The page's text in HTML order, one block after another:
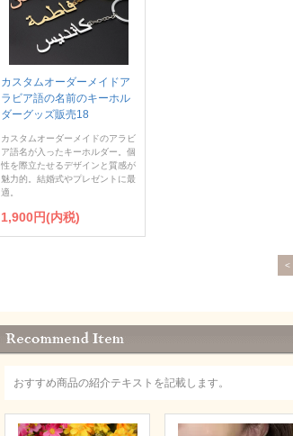
カスタムオーダーメイドア
ラビア語の名前のキーホル
ダーグッズ販売18
カスタムオーダーメイドのアラビ
ア語名が入ったキーホルダー。個
性を際立たせるデザインと質感が
魅力的。結婚式やプレゼントに最
適。
1,900円(内税)
<
おすすめ商品の紹介テキストを記載します。